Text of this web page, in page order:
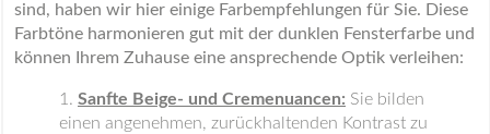
sind, haben wir hier einige Farbempfehlungen für Sie. Diese
Farbtöne harmonieren gut mit der dunklen Fensterfarbe und
können Ihrem Zuhause eine ansprechende Optik verleihen:
Sanfte Beige- und Cremenuancen: Sie bilden
einen angenehmen, zurückhaltenden Kontrast zu